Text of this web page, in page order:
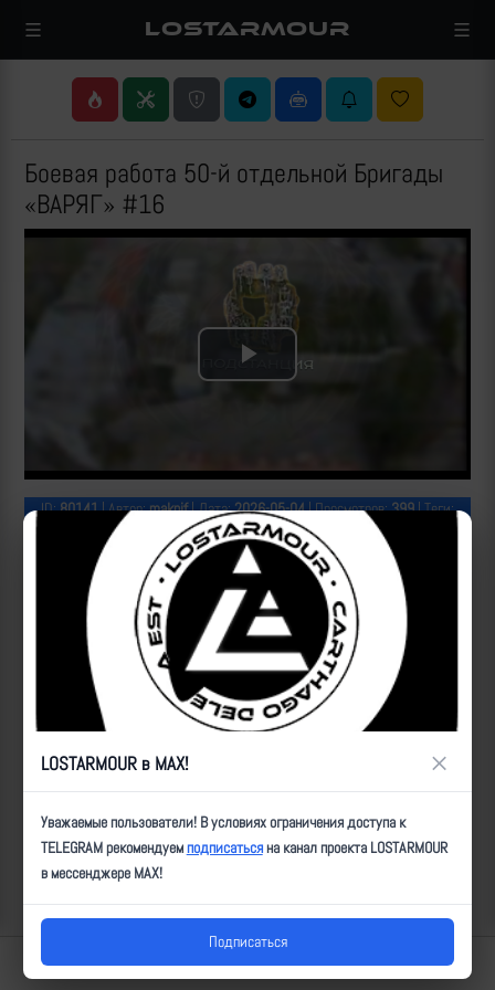
LOSTARMOUR
Боевая работа 50-й отдельной Бригады
«ВАРЯГ» #16
Play
ID:80141| Автор:makpif| Дата:2026-05-04| Просмотров:399| Теги:
Популярные за сегодня видео
Lostarmour | Carthago Delenda Est | 2014-2026
LOSTARMOUR в MAX! ×
Уважаемые пользователи! В условиях ограничения доступа к
TELEGRAM рекомендуемподписатьсяна канал проекта LOSTARMOUR
в мессенджере MAX!
Подписаться